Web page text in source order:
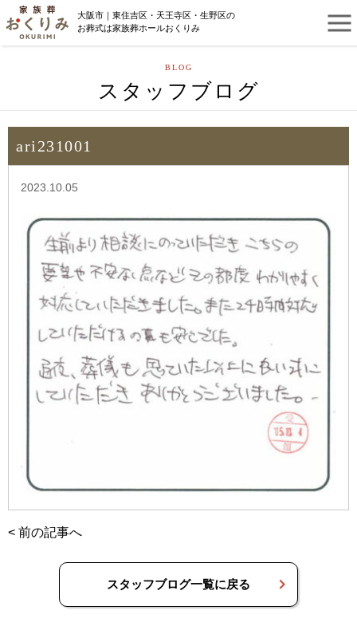
大阪市｜東住吉区・天王寺区・生野区の
お葬式は家族葬ホールおくりみ
BLOG
スタッフブログ
ari231001
2023.10.05
< 前の記事へ
スタッフブログ一覧に戻る